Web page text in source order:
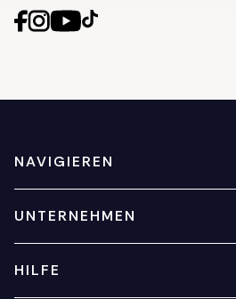
NAVIGIEREN
UNTERNEHMEN
HILFE